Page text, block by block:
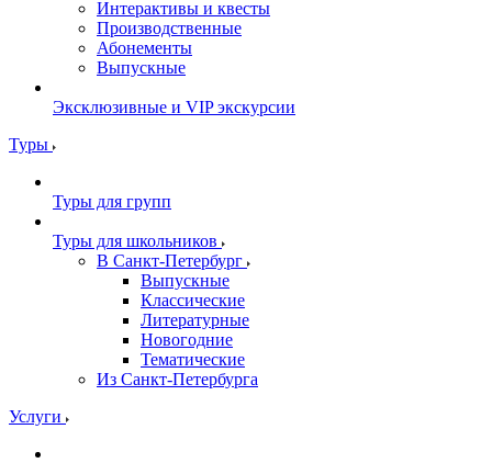
Интерактивы и квесты
Производственные
Абонементы
Выпускные
Эксклюзивные и VIP экскурсии
Туры
Туры для групп
Туры для школьников
В Санкт-Петербург
Выпускные
Классические
Литературные
Новогодние
Тематические
Из Санкт-Петербурга
Услуги